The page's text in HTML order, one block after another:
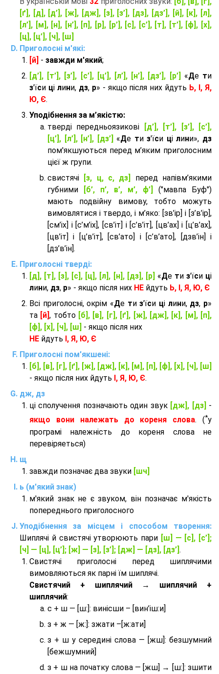
[ґ], [д], [д’], [ж], [дж], [з], [з’], [дз], [дз’], [й], [к], [л],
[л’], [м], [н], [н’], [п], [р], [р’], [с], [с’], [т], [т’], [ф], [х],
[ц], [ц’], [ч], [ш]
Приголосні м'які:
[й] - завжди м'який;
[д’], [т’], [з’], [с’], [ц’], [л’], [н’], [дз’], [р’]
«Де ти
з'їси ці лини, дз, р» - якщо після них йдуть Ь, І, Я,
Ю, Є.
Уподібнення за м’якістю:
тверді передньоязикові
[д’], [т’], [з’], [с’],
[ц’], [л’], [н’], [дз’] «Де тиз'їси цілини», дз
пом'якшуються перед м’яким приголосним
цієї ж групи.
cвистячі
[з, ц, с, дз]
перед напівм’якими
губними
[б’, п’, в’, м’, ф’]
("мавпа Буф")
мають подвійну вимову, тобто можуть
вимовлятися і твердо, і м’яко: [зв’ір] і [з’в’ір],
[см’іх] і [с’м’іх], [св’іт] і [с’в’іт], [цв’ах] і [ц’в’ах],
[цв’іт] і [ц’в’іт], [св’ато] і [с’в’ато], [дзв’iн] і
[дз’в’iн].
Приголосні тверді:
[д], [т], [з], [с], [ц], [л], [н], [дз], [р] «Де ти з'їси ці
лини, дз, р» - якщо після них НЕ йдуть Ь, І, Я, Ю, Є
Всі приголосні, окрім «Де тиз'їси ці лини, дз, р»
та [й], тобто [б], [в], [г], [ґ], [ж], [дж], [к], [м], [п],
[ф], [х], [ч], [ш] - якщо після них
НЕ йдуть І, Я, Ю, Є
Приголосні пом'якшені:
[б], [в], [г], [ґ], [ж], [дж], [к], [м], [п], [ф], [х], [ч], [ш]
- якщо після них йдуть І, Я, Ю, Є.
дж, дз
ці сполучення позначають один звук [дж], [дз] -
якщо вони належать до кореня слова. (*у
програмі належність до кореня слова не
перевіряеться)
щ
завжди позначає два звуки [шч]
ь (м'який знак)
м'який знак не є звуком, він позначає м'якість
попереднього приголосного
Уподібнення за місцем і способом творення:
Шиплячі й свистячі утворюють пари [ш] — [c], [с’];
[ч] — [ц], [ц’]; [ж] — [з], [з’]; [дж] — [дз], [дз’] .
Свистячі приголосні перед шиплячими
вимовляються як парні їм шиплячі.
Cвистячий + шиплячий → шиплячий +
шиплячий:
с + ш — [ш:]: винісши – [вин’іш:и]
з + ж — [ж:]: зжати –[ж:ати]
з + ш у середині слова — [жш]: безшумний
[бежшумний]
з + ш на початку слова — [жш] → [ш:]: зшити